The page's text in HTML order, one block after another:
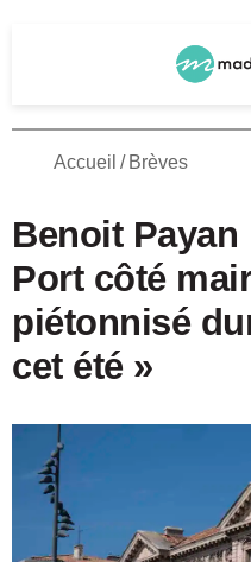
Accueil / Brèves
Benoit Payan
Port côté
piétonnisé
cet été »